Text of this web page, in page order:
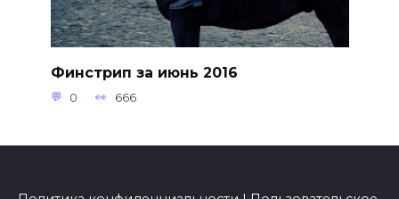
Финстрип за июнь 2016
0 666